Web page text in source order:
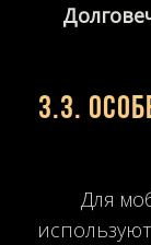
3.3.
Для